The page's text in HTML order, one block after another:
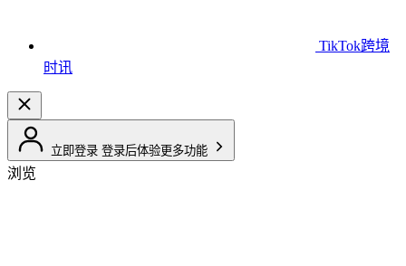
TikTok跨境
时讯
立即登录 登录后体验更多功能
浏览